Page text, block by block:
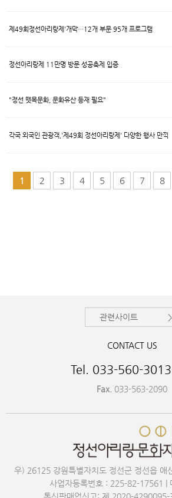
제49회정선아리랑제'개막…12개 부문 95개 프로그램
정선아리랑제 11만명 방문 성공축제 입증
"정선 뗏목문화, 문화유산 등재 필요"
각국 외국인 관광객,'제49회 정선아리랑제' 다양한 행사 만끽
1 2 3 4 5 6 7 8
관련사이트
CONTACT US
Tel. 033-560-
Fax. 033-563-2090
우) 26125 강원특별자치도 정선군 정선읍 애
사업자등록번호 : 225-82-17561 |
통신판매업신고: 제 2020-